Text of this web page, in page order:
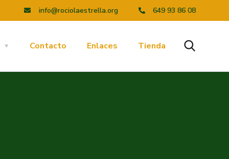
info@rociolaestrella.org 649 93 86 08
Contacto Enlaces Tienda